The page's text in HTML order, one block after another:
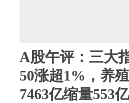
A股午评：三大
50涨超1%，养
7463亿缩量553